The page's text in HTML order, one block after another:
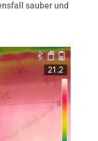
sauber und